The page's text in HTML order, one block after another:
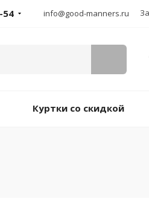
54 info@good-manners.ru
Куртки со скидкой